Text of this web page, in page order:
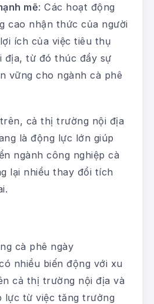
mẽ: Các hoạt động
cao nhận thức của người
ích của việc tiêu thụ
địa, từ đó thúc đẩy sự
vững cho ngành cà phê
cả thị trường nội địa
là động lực lớn giúp
ngành công nghiệp cà
lại nhiều thay đổi tích
cà phê ngày
nhiều biến động với xu
cả thị trường nội địa và
lực từ việc tăng trưởng